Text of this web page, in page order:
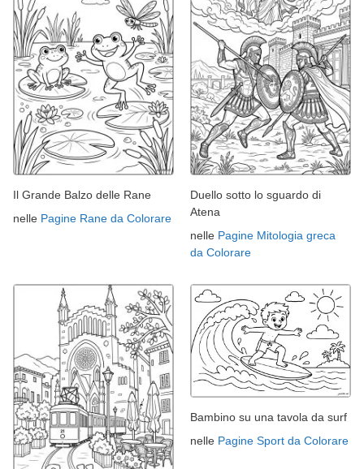
Il Grande Balzo delle Rane
nelle Pagine Rane da Colorare
Duello sotto lo sguardo di
Atena
nelle Pagine Mitologia greca
da Colorare
Bambino su una tavola da surf
nelle Pagine Sport da Colorare